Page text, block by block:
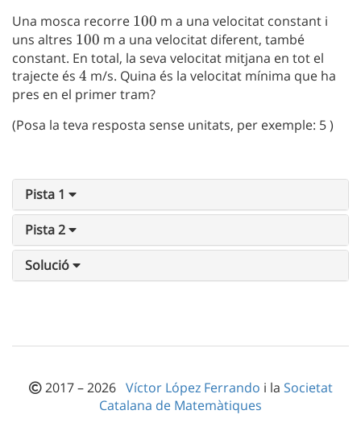
Una mosca recorre 100
100 m a una velocitat constant i
uns altres 100
100 m a una velocitat diferent, també
constant. En total, la seva velocitat mitjana en tot el
trajecte és 4
4 m/s. Quina és la velocitat mínima que ha
pres en el primer tram?
(Posa la teva resposta sense unitats, per exemple: 5 )
Pista 1
Pista 2
Solució
2017 – 2026 Víctor López Ferrando i la Societat
Catalana de Matemàtiques